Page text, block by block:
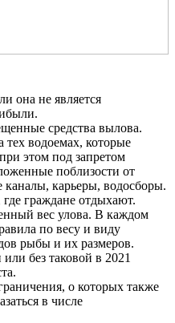
она не является
средства вылова.
водоемах, которые
этом под запретом
поблизости от
каналы, карьеры, водосборы.
граждане отдыхают.
вес улова. В каждом
по весу и виду
рыбы и их размеров.
без таковой в 2021
о которых также
в числе